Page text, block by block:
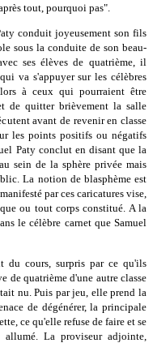
tout, pourquoi pas".
conduit joyeusement son fils
sous la conduite de son beau-
ses élèves de quatrième, il
va s'appuyer sur les célèbres
à ceux qui pourraient être
de quitter brièvement la salle
avant de revenir en classe
les points positifs ou négatifs
Paty conclut en disant que la
sein de la sphère privée mais
La notion de blasphème est
par ces caricatures vise,
ou tout corps constitué. A la
le célèbre carnet que Samuel
du cours, surpris par ce qu'ils
de quatrième d'une autre classe
nu. Puis par jeu, elle prend la
de dégénérer, la principale
ce qu'elle refuse de faire et se
La proviseur adjointe,